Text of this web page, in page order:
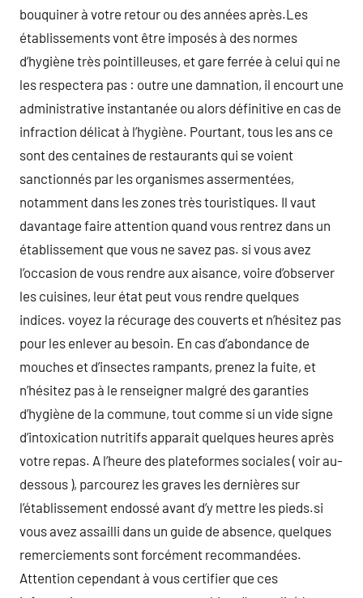
bouquiner à votre retour ou des années après.Les
établissements vont être imposés à des normes
d’hygiène très pointilleuses, et gare ferrée à celui qui ne
les respectera pas : outre une damnation, il encourt une
administrative instantanée ou alors définitive en cas de
infraction délicat à l’hygiène. Pourtant, tous les ans ce
sont des centaines de restaurants qui se voient
sanctionnés par les organismes assermentées,
notamment dans les zones très touristiques. Il vaut
davantage faire attention quand vous rentrez dans un
établissement que vous ne savez pas. si vous avez
l’occasion de vous rendre aux aisance, voire d’observer
les cuisines, leur état peut vous rendre quelques
indices. voyez la récurage des couverts et n’hésitez pas
pour les enlever au besoin. En cas d’abondance de
mouches et d’insectes rampants, prenez la fuite, et
n’hésitez pas à le renseigner malgré des garanties
d’hygiène de la commune, tout comme si un vide signe
d’intoxication nutritifs apparait quelques heures après
votre repas. A l’heure des plateformes sociales ( voir au-
dessous ), parcourez les graves les dernières sur
l’établissement endossé avant d’y mettre les pieds.si
vous avez assailli dans un guide de absence, quelques
remerciements sont forcément recommandées.
Attention cependant à vous certifier que ces